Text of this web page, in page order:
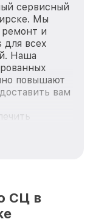
сервисный
Мы
ремонт и
для всех
Наша
повышают
вам
для
Philips, вне
в городе
уровень
СЦ в